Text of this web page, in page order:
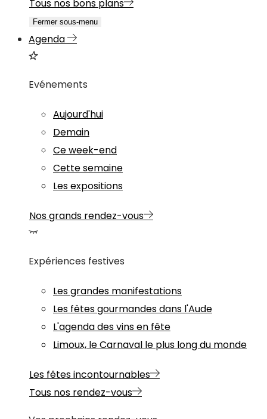
Tous nos bons plans
Fermer sous-menu
Agenda
Evénements
Aujourd'hui
Demain
Ce week-end
Cette semaine
Les expositions
Nos grands rendez-vous
Expériences festives
Les grandes manifestations
Les fêtes gourmandes dans l'Aude
L'agenda des vins en fête
Limoux, le Carnaval le plus long du monde
Les fêtes incontournables
Tous nos rendez-vous